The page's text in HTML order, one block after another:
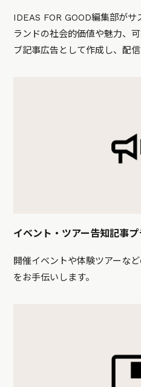
IDEAS FOR GOOD編集部が
ランドの社会的価値や魅力、
ブ記事広告として作成し、配信
イベント・ツアー告知記事プ
開催イベントや体験ツアーな
をお手伝いします。